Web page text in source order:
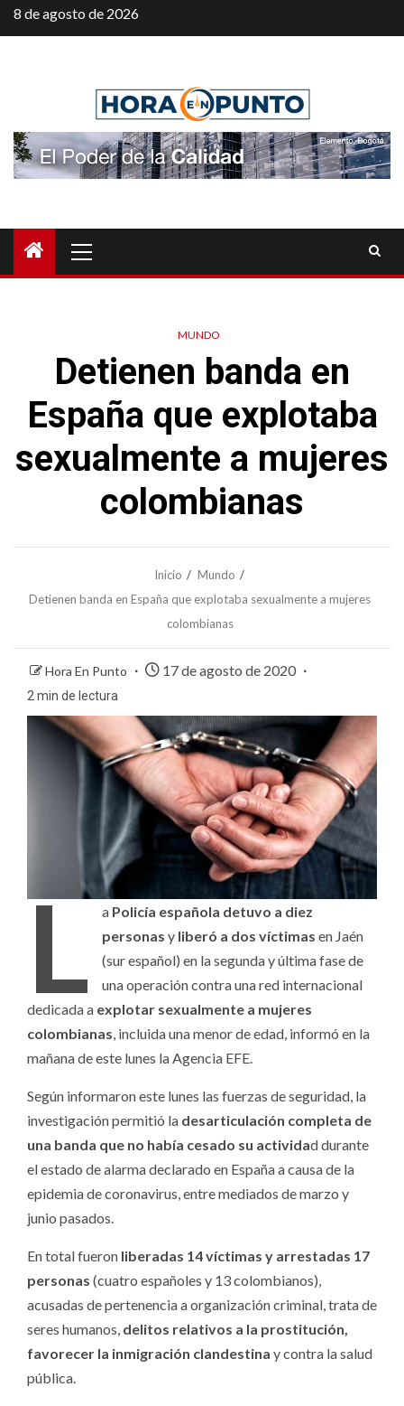
Saltar
al
8 de agosto de 2026
principal
MUNDO
Detienen banda en
España que explotaba
sexualmente a mujeres
colombianas
Inicio
Mundo
Detienen banda en España que explotaba sexualmente a mujeres
colombianas
Hora En Punto 17 de agosto de 2020
2 min de lectura
L a Policía española detuvo a diez
personasy liberó a dos víctimas en Jaén
(sur español) en la segunda y última fase de
una operación contra una red internacional
dedicada a explotar sexualmente a mujeres
colombianas, incluida una menor de edad, informó en la
mañana de este lunes la Agencia EFE.
Según informaron este lunes las fuerzas de seguridad, la
investigación permitió la desarticulación completa de
una banda que no había cesado su actividad durante
el estado de alarma declarado en España a causa de la
epidemia de coronavirus, entre mediados de marzo y
junio pasados.
En total fueron liberadas 14 víctimas y arrestadas 17
personas (cuatro españoles y 13 colombianos),
acusadas de pertenencia a organización criminal, trata de
seres humanos, delitos relativos a la prostitución,
favorecer la inmigración clandestina y contra la salud
pública.